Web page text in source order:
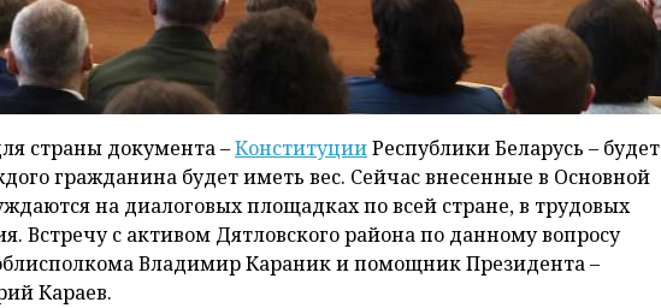
страны документа –КонституцииРеспублики Беларусь – будет
гражданина будет иметь вес. Сейчас внесенные в Основной
на диалоговых площадках по всей стране, в трудовых
Встречу с активом Дятловского района по данному вопросу
Владимир Караник и помощник Президента –
Караев.